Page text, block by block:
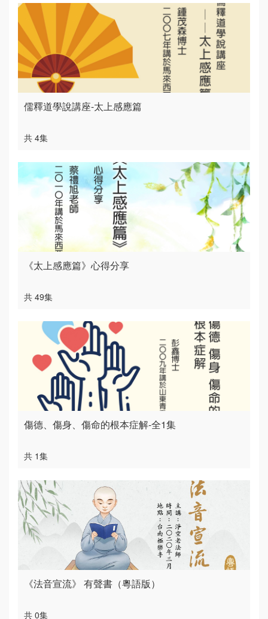
儒釋道學說講座-太上感應篇
共 4集
《太上感應篇》心得分享
共 49集
傷德、傷身、傷命的根本症解-全1集
共 1集
《法音宣流》 有聲書（粵語版）
共 0集